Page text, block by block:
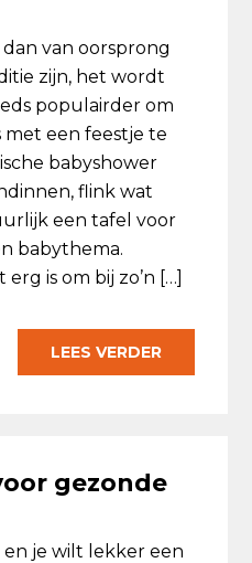
van oorsprong
zijn, het wordt
populairder om
met een feestje te
babyshower
flink wat
een tafel voor
babythema.
is om bij zo’n […]
LEES VERDER
gezonde
je wilt lekker een